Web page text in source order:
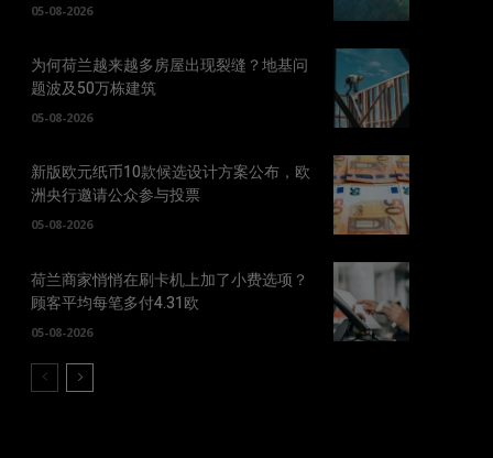
05-08-2026
为何荷兰越来越多房屋出现裂缝？地基问
题波及50万栋建筑
05-08-2026
新版欧元纸币10款候选设计方案公布，欧
洲央行邀请公众参与投票
05-08-2026
荷兰商家悄悄在刷卡机上加了小费选项？
顾客平均每笔多付4.31欧
05-08-2026